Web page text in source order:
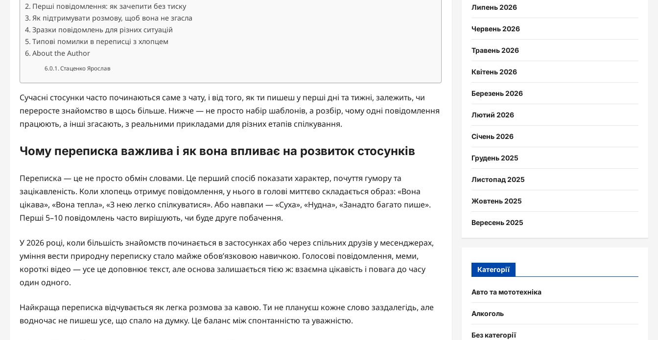
Перші повідомлення: як зачепити без тиску
Як підтримувати розмову, щоб вона не згасла
Зразки повідомлень для різних ситуацій
Типові помилки в переписці з хлопцем
About the Author
Стаценко Ярослав
Сучасні стосунки часто починаються саме з чату, і від того, як ти пишеш у перші дні та тижні, залежить, чи
переросте знайомство в щось більше. Нижче — не просто набір шаблонів, а розбір, чому одні повідомлення
працюють, а інші згасають, з реальними прикладами для різних етапів спілкування.
Чому переписка важлива і як вона впливає на розвиток стосунків
Переписка — це не просто обмін словами. Це перший спосіб показати характер, почуття гумору та
зацікавленість. Коли хлопець отримує повідомлення, у нього в голові миттєво складається образ: «Вона
цікава», «Вона тепла», «З нею легко спілкуватися». Або навпаки — «Суха», «Нудна», «Занадто багато пише».
Перші 5–10 повідомлень часто вирішують, чи буде друге побачення.
У 2026 році, коли більшість знайомств починається в застосунках або через спільних друзів у месенджерах,
уміння вести природну переписку стало майже обов’язковою навичкою. Голосові повідомлення, меми,
короткі відео — усе це доповнює текст, але основа залишається тією ж: взаємна цікавість і повага до часу
один одного.
Найкраща переписка відчувається як легка розмова за кавою. Ти не плануєш кожне слово заздалегідь, але
водночас не пишеш усе, що спало на думку. Це баланс між спонтанністю та уважністю.
Липень 2026
Червень 2026
Травень 2026
Квітень 2026
Березень 2026
Лютий 2026
Січень 2026
Грудень 2025
Листопад 2025
Жовтень 2025
Вересень 2025
Категорії
Авто та мототехніка
Алкоголь
Без категорії